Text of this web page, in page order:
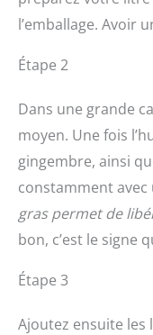
l’emballage. Avoir
Étape 2
Dans une grande
moyen. Une fois
gingembre, ainsi
constamment avec
gras permet de
bon, c’est le signe
Étape 3
Ajoutez ensuite les